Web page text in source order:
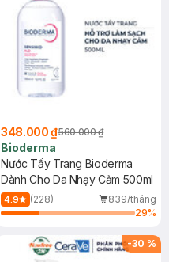
348.000 ₫560.000 ₫
Bioderma
Nước Tẩy Trang Bioderma
Dành Cho Da Nhạy Cảm 500ml
4.9 (228)
839/tháng
29%
-30 %